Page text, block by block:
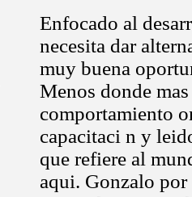
Enfocado al
necesita dar
muy buena
Menos donde
comportamiento
capacitaci n y
que refiere al
aqui. Gonzalo por